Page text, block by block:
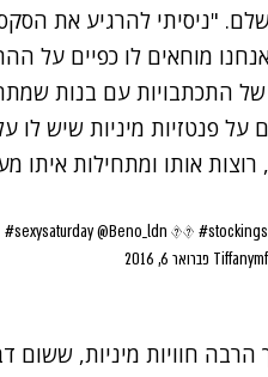
"ניסיתי להרגיע את
מוחאים לו כפיים על
התכתבויות עם בנות
פנטזיות מיניות שיש לו
אותו ומתחילות איתו
#sexysaturday@Beno_ldn �� #stockings
פברואר 6, 2016
חוויות מיניות, ששום